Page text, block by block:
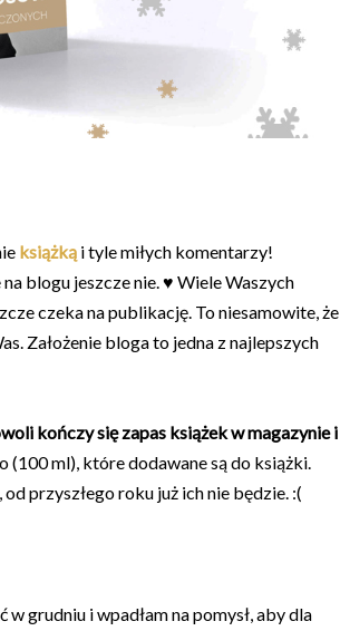
książką i tyle miłych komentarzy!
blogu jeszcze nie. ♥ Wiele Waszych
czeka na publikację. To niesamowite, że
Założenie bloga to jedna z najlepszych
kończy się zapas książek w magazynie i
ml), które dodawane są do książki.
przyszłego roku już ich nie będzie. :(
grudniu i wpadłam na pomysł, aby dla